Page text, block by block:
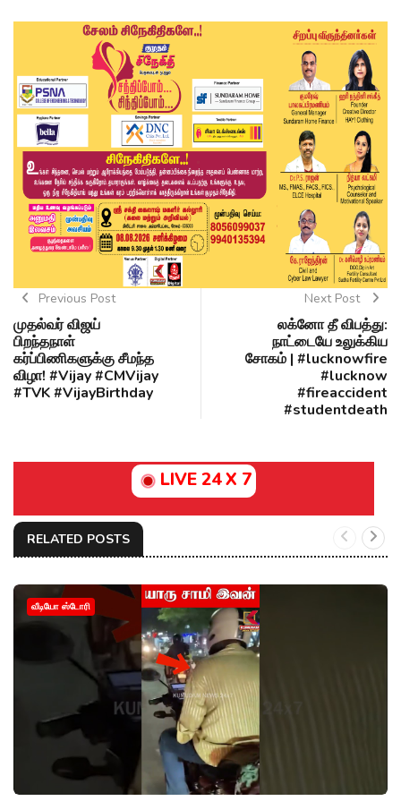
Previous Post
முதல்வர் விஜய்
பிறந்தநாள்
கர்ப்பிணிகளுக்கு சீமந்த
விழா! #Vijay #CMVijay
#TVK #VijayBirthday
Next Post
லக்னோ தீ விபத்து:
நாட்டையே உலுக்கிய
சோகம் | #lucknowfire
#lucknow
#fireaccident
#studentdeath
LIVE 24 X 7
RELATED POSTS
வீடியோ ஸ்டோரி